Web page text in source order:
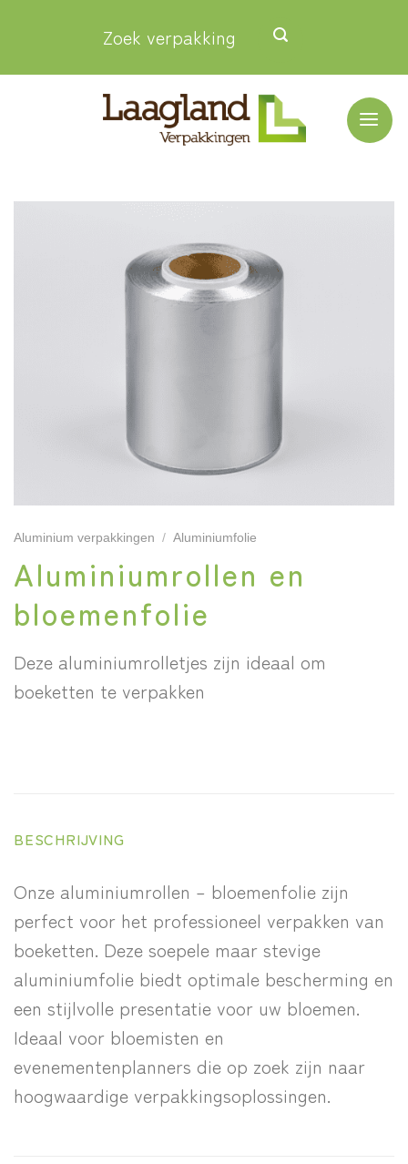
Zoek verpakking
Aluminium verpakkingen / Aluminiumfolie
Aluminiumrollen en
bloemenfolie
Deze aluminiumrolletjes zijn ideaal om
boeketten te verpakken
BESCHRIJVING
Onze aluminiumrollen – bloemenfolie zijn
perfect voor het professioneel verpakken van
boeketten. Deze soepele maar stevige
aluminiumfolie biedt optimale bescherming en
een stijlvolle presentatie voor uw bloemen.
Ideaal voor bloemisten en
evenementenplanners die op zoek zijn naar
hoogwaardige verpakkingsoplossingen.